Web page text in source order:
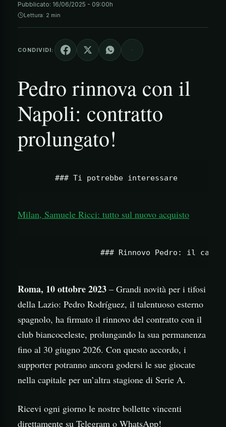
Pubblicato: 16/06/2025 - 09:00h
Lettura: 2 min
CONDIVIDI:
Pedro rinnova con il
Napoli: contratto
prolungato!
Milan, Samuele Ricci: tutto sul nuovo acquisto
Roma, 10 ottobre 2023 – Grandi novità per i tifosi
della Lazio: Pedro Rodríguez, il talentuoso esterno
spagnolo, ha firmato il rinnovo del contratto con il
club biancoceleste, prolungando la sua permanenza
fino al 30 giugno 2026. Con questo accordo, i
supporter potranno ancora godersi le sue giocate
nella capitale per un’altra stagione di Serie A.
Ricevi ogni giorno le nostre bollette vincenti
direttamente su Telegram o WhatsApp!